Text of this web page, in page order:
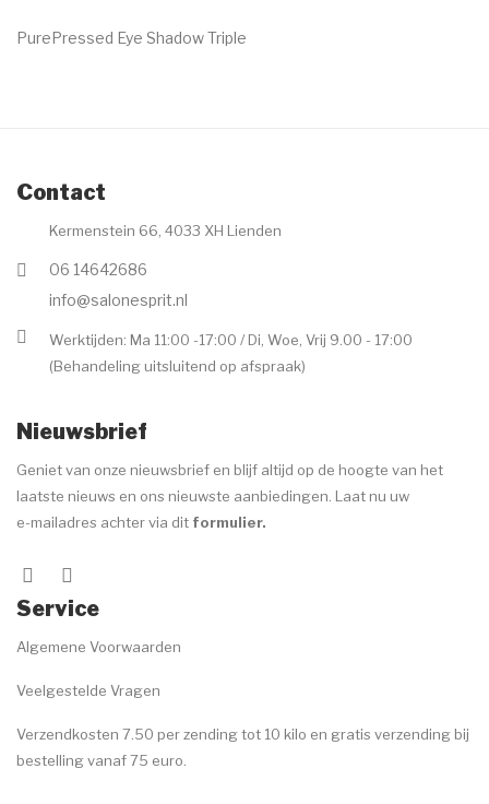
PurePressed Eye Shadow Triple
Contact
Kermenstein 66, 4033 XH Lienden
06 14642686
info@salonesprit.nl
Werktijden: Ma 11:00 -17:00 / Di, Woe, Vrij 9.00 - 17:00
(Behandeling uitsluitend op afspraak)
Nieuwsbrief
Geniet van onze nieuwsbrief en blijf altijd op de hoogte van het
laatste nieuws en ons nieuwste aanbiedingen. Laat nu uw
e-mailadres achter via dit formulier.
Service
Algemene Voorwaarden
Veelgestelde Vragen
Verzendkosten 7.50 per zending tot 10 kilo en gratis verzending bij
bestelling vanaf 75 euro.